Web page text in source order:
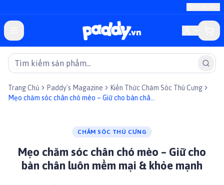
Trang Chủ Paddy's Magazine
Kiến Thức Chăm Sóc Thú Cưng
Mẹo chăm sóc chân chó mèo – Giữ cho bàn chân
CHĂM SÓC THÚ CƯNG
Mẹo chăm sóc chân chó mèo – Giữ cho
bàn chân luôn mềm mại & khỏe mạnh